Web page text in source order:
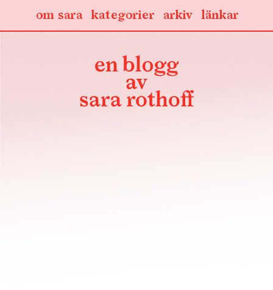
länkar
arkiv
kategorier
om sara